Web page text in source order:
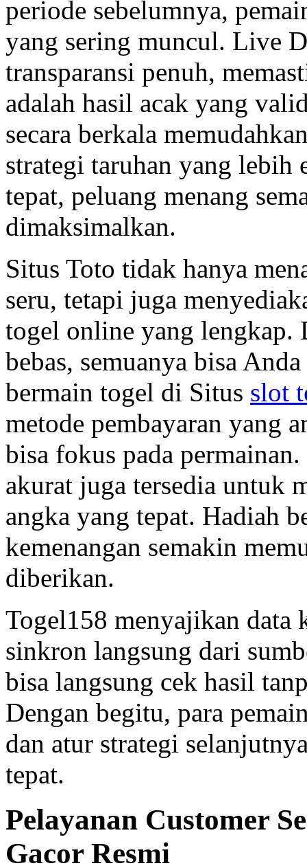
periode sebelumnya,
yang sering muncul. Live
transparansi penuh,
adalah hasil acak yang
secara berkala
strategi taruhan yang lebih
tepat, peluang menang
dimaksimalkan.
Situs Toto tidak hanya
seru, tetapi juga
togel online yang
bebas, semuanya bisa
bermain togel di Situs slot
metode pembayaran yang
bisa fokus pada
akurat juga tersedia untuk
angka yang tepat. Hadiah
kemenangan semakin
diberikan.
Togel158 menyajikan data
sinkron langsung dari
bisa langsung cek hasil
Dengan begitu, para
dan atur strategi
tepat.
Pelayanan Customer
Gacor Resmi